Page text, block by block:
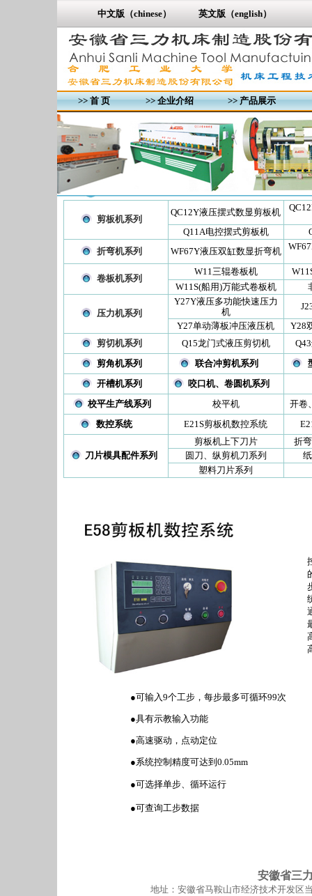
中文版（chinese） 英文版（english）
>>首 页 >>企业介绍 >>产品展示
剪板机系列
QC12Y液压摆式数显剪板机
Q11A电控摆式剪板机
折弯机系列
WF67Y液压双缸数显折弯机
卷板机系列
W11三辊卷板机
W11S(船用)万能式卷板机
压力机系列
Y27Y液压多功能快速压力
机
Y27单动薄板冲压液压机
Y28
剪切机系列
Q15龙门式液压剪切机
剪角机系列
联合冲剪机系列
开槽机系列
咬口机、卷圆机系列
校平生产线系列
校平机
开卷
数控系统
E21S剪板机数控系统
刀片模具配件系列
剪板机上下刀片
折
圆刀、纵剪机刀系列
塑料刀片系列
●可输入9个工步，每步最多可循环99次
●具有示教输入功能
●高速驱动，点动定位
●系统控制精度可达到0.05mm
●可选择单步、循环运行
●可查询工步数据
安徽省三
地址：安徽省马鞍山市经济技术开发区